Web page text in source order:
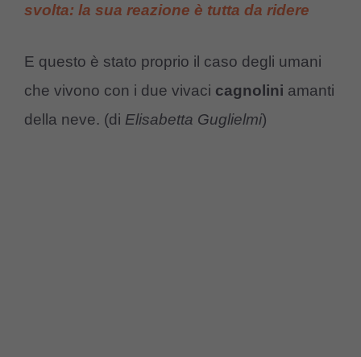
svolta: la sua reazione è tutta da ridere
E questo è stato proprio il caso degli umani
che vivono con i due vivaci cagnolini amanti
della neve. (di Elisabetta Guglielmi)